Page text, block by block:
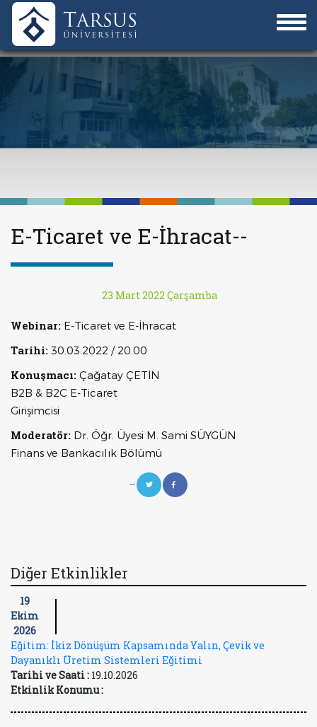
E-Ticaret ve E-İhracat--
23 Mart 2022 Çarşamba
Webinar: E-Ticaret ve E-İhracat
Tarihi: 30.03.2022 / 20.00
Konuşmacı: Çağatay ÇETİN
B2B & B2C E-Ticaret
Girişimcisi
Moderatör: Dr. Öğr. Üyesi M. Sami SÜYGÜN
Finans ve Bankacılık Bölümü
--
Diğer Etkinlikler
19
Ekim
2026
Eğitim: İkiz Dönüşüm Kapsamında Yalın, Çevik ve
Dayanıklı Üretim Sistemleri Eğitimi
Tarihi ve Saati : 19.10.2026
Etkinlik Konumu :